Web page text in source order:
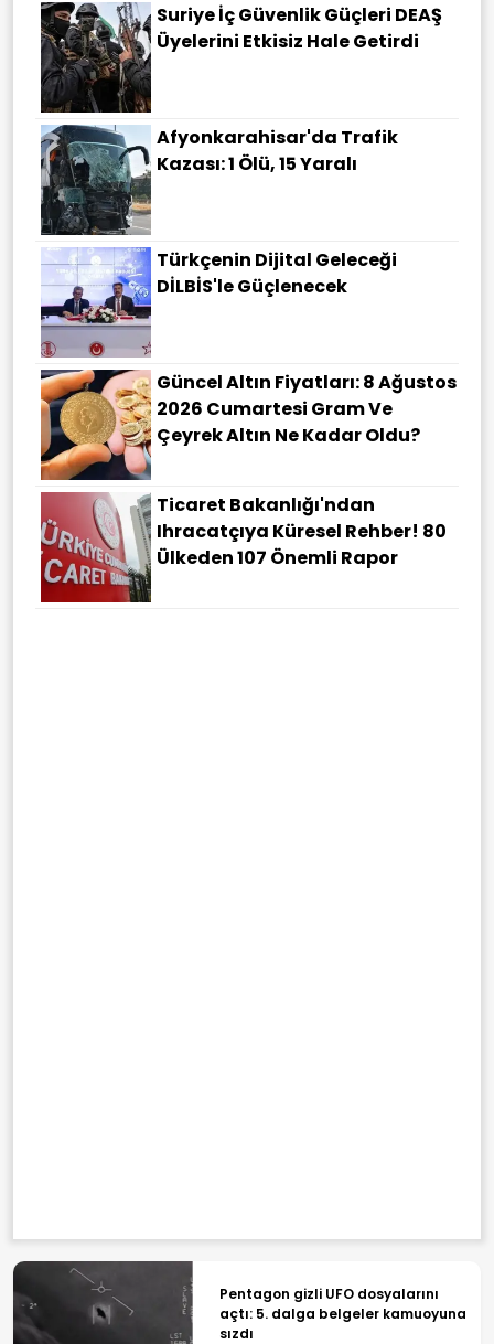
Suriye İç Güvenlik Güçleri DEAŞ
Üyelerini Etkisiz Hale Getirdi
Afyonkarahisar'da Trafik
Kazası: 1 Ölü, 15 Yaralı
Türkçenin Dijital Geleceği
DİLBİS'le Güçlenecek
Güncel Altın Fiyatları: 8 Ağustos
2026 Cumartesi Gram Ve
Çeyrek Altın Ne Kadar Oldu?
Ticaret Bakanlığı'ndan
Ihracatçıya Küresel Rehber! 80
Ülkeden 107 Önemli Rapor
Pentagon gizli UFO dosyalarını
açtı: 5. dalga belgeler kamuoyuna
sızdı